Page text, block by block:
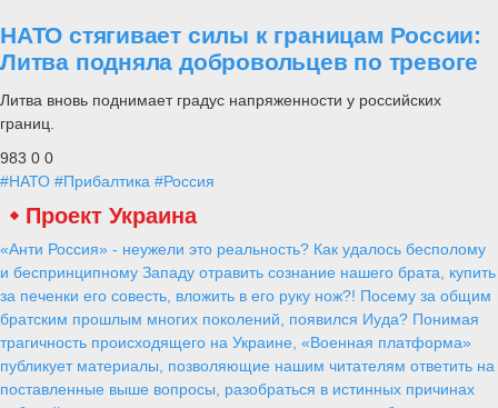
НАТО стягивает силы к границам России:
Литва подняла добровольцев по тревоге
Литва вновь поднимает градус напряженности у российских
границ.
983 0 0
#НАТО #Прибалтика #Россия
Проект Украина
«Анти Россия» - неужели это реальность? Как удалось бесполому
и беспринципному Западу отравить сознание нашего брата, купить
за печенки его совесть, вложить в его руку нож?! Посему за общим
братским прошлым многих поколений, появился Иуда? Понимая
трагичность происходящего на Украине, «Военная платформа»
публикует материалы, позволяющие нашим читателям ответить на
поставленные выше вопросы, разобраться в истинных причинах